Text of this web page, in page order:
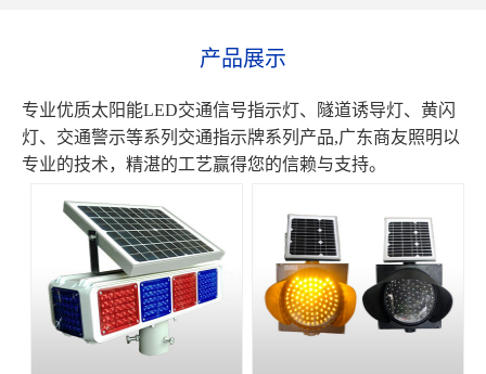
产品展示
专业优质太阳能LED交通信号指示灯、隧道诱导灯、黄闪
灯、交通警示等系列交通指示牌系列产品,广东商友照明以
专业的技术，精湛的工艺赢得您的信赖与支持。